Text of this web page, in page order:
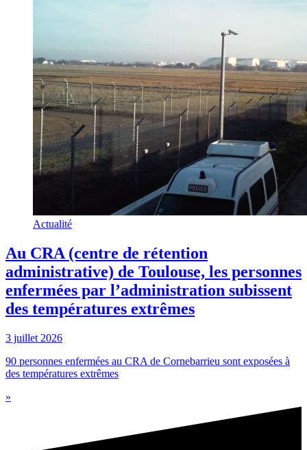
Actualité
Au CRA (centre de rétention
administrative) de Toulouse, les personnes
enfermées par l’administration subissent
des températures extrêmes
3 juillet 2026
90 personnes enfermées au CRA de Cornebarrieu sont exposées à
des températures extrêmes
»